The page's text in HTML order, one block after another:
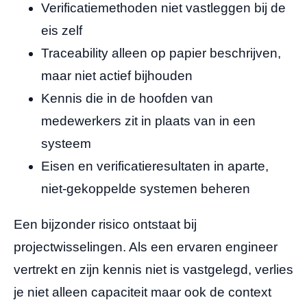
Verificatiemethoden niet vastleggen bij de
eis zelf
Traceability alleen op papier beschrijven,
maar niet actief bijhouden
Kennis die in de hoofden van
medewerkers zit in plaats van in een
systeem
Eisen en verificatieresultaten in aparte,
niet-gekoppelde systemen beheren
Een bijzonder risico ontstaat bij
projectwisselingen. Als een ervaren engineer
vertrekt en zijn kennis niet is vastgelegd, verlies
je niet alleen capaciteit maar ook de context